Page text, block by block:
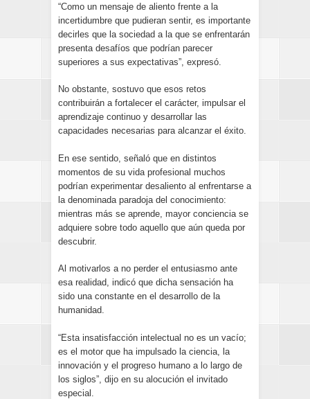
“Como un mensaje de aliento frente a la
incertidumbre que pudieran sentir, es importante
decirles que la sociedad a la que se enfrentarán
presenta desafíos que podrían parecer
superiores a sus expectativas”, expresó.
No obstante, sostuvo que esos retos
contribuirán a fortalecer el carácter, impulsar el
aprendizaje continuo y desarrollar las
capacidades necesarias para alcanzar el éxito.
En ese sentido, señaló que en distintos
momentos de su vida profesional muchos
podrían experimentar desaliento al enfrentarse a
la denominada paradoja del conocimiento:
mientras más se aprende, mayor conciencia se
adquiere sobre todo aquello que aún queda por
descubrir.
Al motivarlos a no perder el entusiasmo ante
esa realidad, indicó que dicha sensación ha
sido una constante en el desarrollo de la
humanidad.
“Esta insatisfacción intelectual no es un vacío;
es el motor que ha impulsado la ciencia, la
innovación y el progreso humano a lo largo de
los siglos”, dijo en su alocución el invitado
especial.